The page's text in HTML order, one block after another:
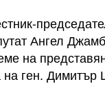
Ангел
на
на ген. Димитър